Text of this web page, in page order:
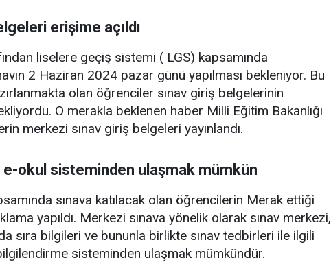
erişime açıldı
liselere geçiş sistemi ( LGS) kapsamında
2 Haziran 2024 pazar günü yapılması bekleniyor. Bu
olan öğrenciler sınav giriş belgelerinin
O merakla beklenen haber Milli Eğitim Bakanlığı
merkezi sınav giriş belgeleri yayınlandı.
e-okul sisteminden ulaşmak mümkün
sınava katılacak olan öğrencilerin Merak ettiği
yapıldı. Merkezi sınava yönelik olarak sınav merkezi,
sıra bilgileri ve bununla birlikte sınav tedbirleri ile ilgili
sisteminden ulaşmak mümkündür.